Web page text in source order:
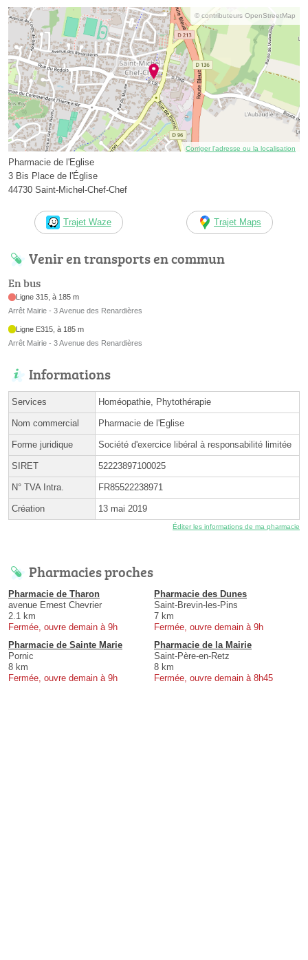
© contributeurs OpenStreetMap
Corriger l’adresse ou la localisation
Pharmacie de l'Eglise
3 Bis Place de l'Église
44730 Saint-Michel-Chef-Chef
Trajet Waze Trajet Maps
Venir en transports en commun
En bus
Ligne 315, à 185 m
Arrêt Mairie - 3 Avenue des Renardières
Ligne E315, à 185 m
Arrêt Mairie - 3 Avenue des Renardières
Informations
Services Homéopathie, Phytothérapie
Nom commercial Pharmacie de l'Eglise
Forme juridique Société d'exercice libéral à responsabilité limitée
SIRET 52223897100025
N° TVA Intra. FR85522238971
Création 13 mai 2019
Éditer les informations de ma pharmacie
Pharmacies proches
Pharmacie de Tharon
avenue Ernest Chevrier
2.1 km
Fermée, ouvre demain à 9h
Pharmacie des Dunes
Saint-Brevin-les-Pins
7 km
Fermée, ouvre demain à 9h
Pharmacie de Sainte Marie
Pornic
8 km
Fermée, ouvre demain à 9h
Pharmacie de la Mairie
Saint-Père-en-Retz
8 km
Fermée, ouvre demain à 8h45